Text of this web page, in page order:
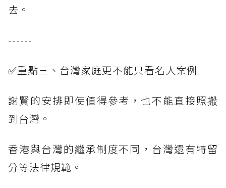
去。
------
✅重點三、台灣家庭更不能只看名人案例
謝賢的安排即使值得參考，也不能直接照搬
到台灣。
香港與台灣的繼承制度不同，台灣還有特留
分等法律規範。